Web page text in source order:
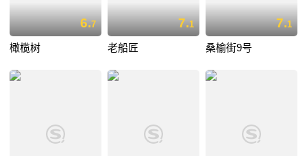
6.7
橄榄树
7.1
老船匠
7.1
桑榆街9号